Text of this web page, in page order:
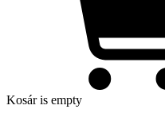
Kosáris empty